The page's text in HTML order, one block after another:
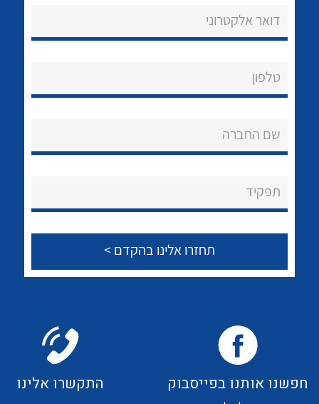
שאלות ותשובות
אודות
About Ateka Ltd.
צור קשר
לכל מוצרי היצרן לכל מוצרי היצרן
דואר אלקטרוני
טלפון
שם החברה
תפקיד
חפשנו אותנו בפייסבוק התקשרו אלינו